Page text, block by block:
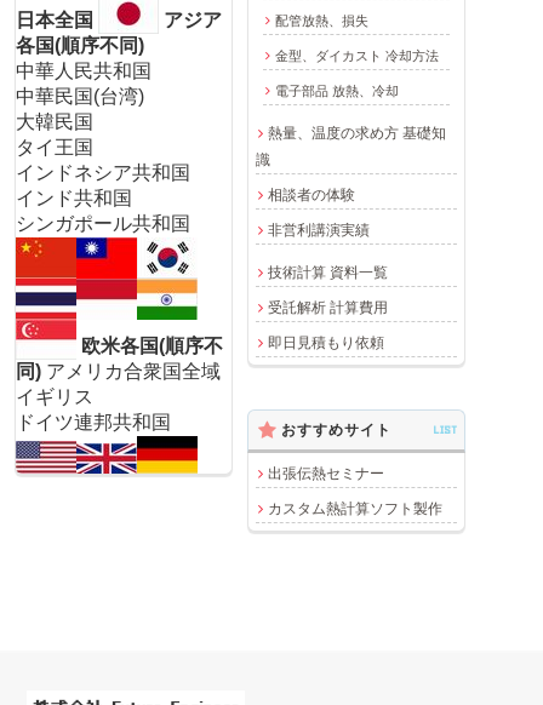
配管放熱、損失
金型、ダイカスト 冷却方法
電子部品 放熱、冷却
熱量、温度の求め方 基礎知
識
相談者の体験
非営利講演実績
技術計算 資料一覧
受託解析 計算費用
即日見積もり依頼
日本全国
アジア
各国(順序不同)
中華人民共和国
中華民国(台湾)
大韓民国
タイ王国
インドネシア共和国
インド共和国
シンガポール共和国
欧米各国(順序不
同) アメリカ合衆国全域
イギリス
ドイツ連邦共和国
おすすめサイト LIST
出張伝熱セミナー
カスタム熱計算ソフト製作